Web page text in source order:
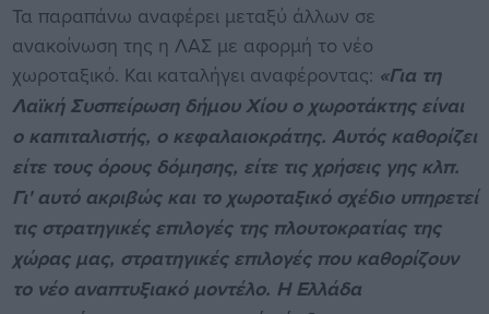
Τα παραπάνω αναφέρει μεταξύ άλλων σε
ανακοίνωση της η ΛΑΣ με αφορμή το νέο
χωροταξικό. Και καταλήγει αναφέροντας: «Για τη
Λαϊκή Συσπείρωση δήμου Χίου ο χωροτάκτης είναι
ο καπιταλιστής, ο κεφαλαιοκράτης. Αυτός καθορίζει
είτε τους όρους δόμησης, είτε τις χρήσεις γης κλπ.
Γι' αυτό ακριβώς και το χωροταξικό σχέδιο υπηρετεί
τις στρατηγικές επιλογές της πλουτοκρατίας της
χώρας μας, στρατηγικές επιλογές που καθορίζουν
το νέο αναπτυξιακό μοντέλο. Η Ελλάδα